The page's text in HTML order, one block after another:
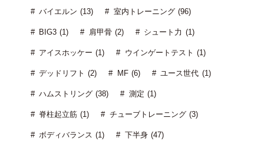
バイエルン (13) 室内トレーニング (96)
BIG3 (1) 肩甲骨 (2) シュート力 (1)
アイスホッケー (1) ウインゲートテスト (1)
デッドリフト (2) MF (6) ユース世代 (1)
ハムストリング (38) 測定 (1)
脊柱起立筋 (1) チューブトレーニング (3)
ボディバランス (1) 下半身 (47)